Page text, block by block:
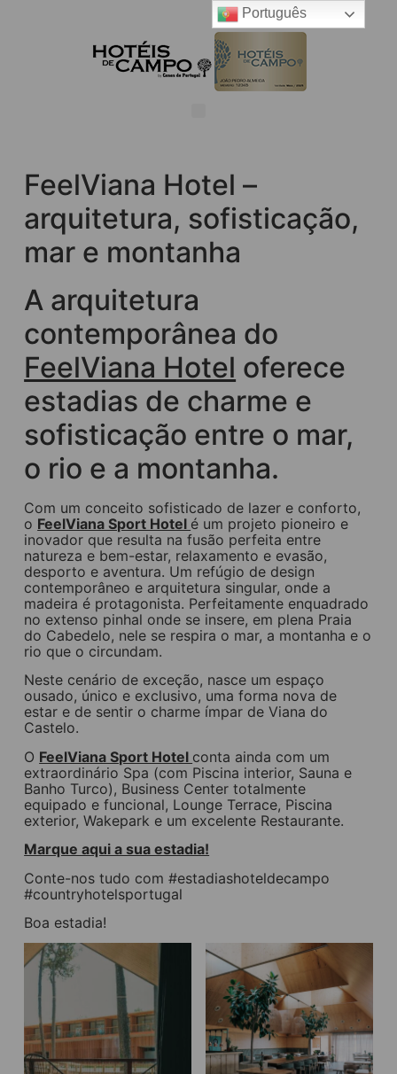
FeelViana Hotel –
arquitetura, sofisticação,
mar e montanha
A arquitetura
contemporânea do
FeelViana Hotel oferece
estadias de charme e
sofisticação entre o mar,
o rio e a montanha.
Com um conceito sofisticado de lazer e conforto,
o FeelViana Sport Hotel é um projeto pioneiro e
inovador que resulta na fusão perfeita entre
natureza e bem-estar, relaxamento e evasão,
desporto e aventura. Um refúgio de design
contemporâneo e arquitetura singular, onde a
madeira é protagonista. Perfeitamente enquadrado
no extenso pinhal onde se insere, em plena Praia
do Cabedelo, nele se respira o mar, a montanha e o
rio que o circundam.
Neste cenário de exceção, nasce um espaço
ousado, único e exclusivo, uma forma nova de
estar e de sentir o charme ímpar de Viana do
Castelo.
O FeelViana Sport Hotel conta ainda com um
extraordinário Spa (com Piscina interior, Sauna e
Banho Turco), Business Center totalmente
equipado e funcional, Lounge Terrace, Piscina
exterior, Wakepark e um excelente Restaurante.
Marque aqui a sua estadia!
Conte-nos tudo com #estadiashoteldecampo
#countryhotelsportugal
Boa estadia!
Português